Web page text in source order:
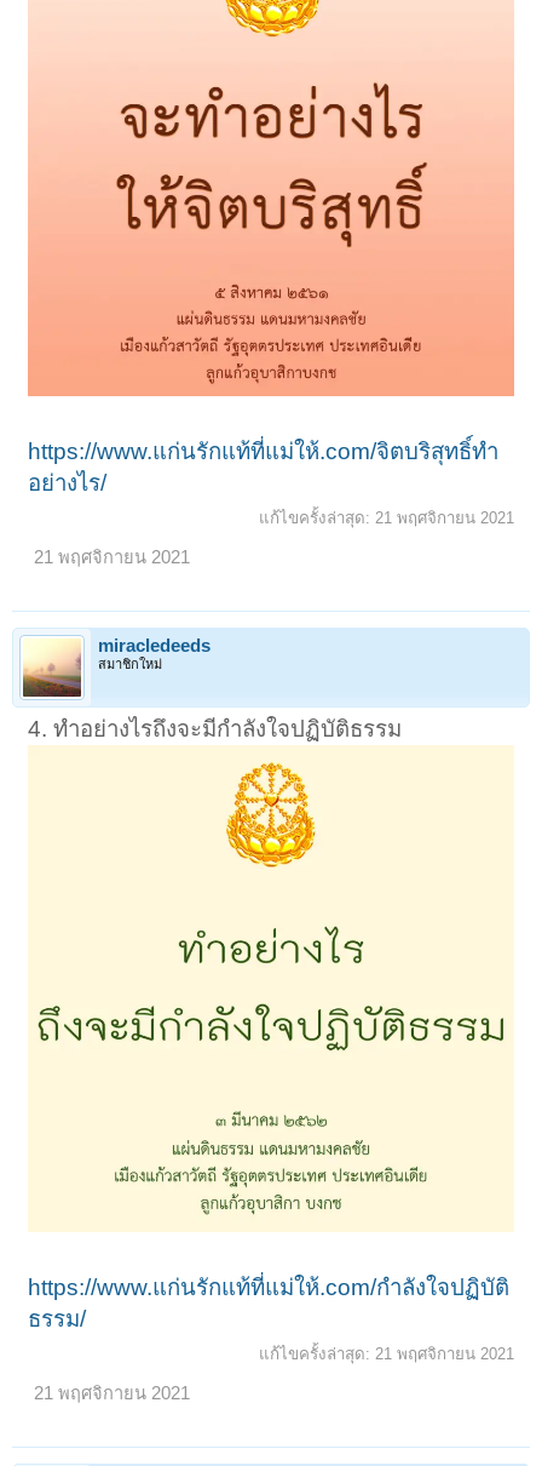
https://www.แก่นรักแท้ที่แม่ให้.com/จิตบริสุทธิ์ทำ
อย่างไร/
แก้ไขครั้งล่าสุด: 21 พฤศจิกายน 2021
21 พฤศจิกายน 2021
miracledeeds
สมาชิกใหม่
4. ทำอย่างไรถึงจะมีกำลังใจปฏิบัติธรรม
https://www.แก่นรักแท้ที่แม่ให้.com/กำลังใจปฏิบัติ
ธรรม/
แก้ไขครั้งล่าสุด: 21 พฤศจิกายน 2021
21 พฤศจิกายน 2021